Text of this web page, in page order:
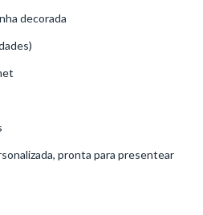
decorada
pronta para presentear